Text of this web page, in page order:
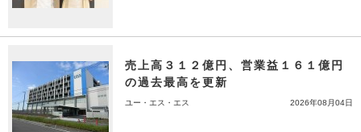
売上高３１２億円、営業益１６１億円
の過去最高を更新
ユー・エス・エス 2026年08月04日